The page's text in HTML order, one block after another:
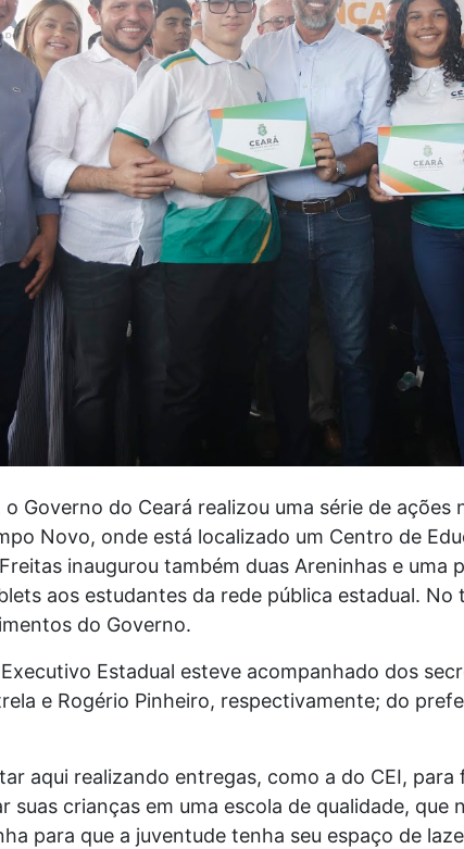
Governo do Ceará realizou uma série de ações
Novo, onde está localizado um Centro de
inaugurou também duas Areninhas e uma
aos estudantes da rede pública estadual.
do Governo.
Estadual esteve acompanhado dos
e Rogério Pinheiro, respectivamente; do
aqui realizando entregas, como a do CEI, para
suas crianças em uma escola de qualidade, que
para que a juventude tenha seu espaço de